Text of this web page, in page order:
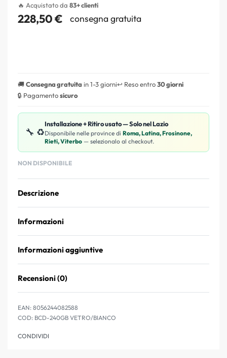
🔥 Acquistato da 83+ clienti
228,50€ consegna gratuita
🚚Consegna gratuita in 1-3 giorni↩️ Reso entro30 giorni
🔒 Pagamentosicuro
🔧 ♻️
Installazione + Ritiro usato — Solo nel Lazio
Disponibile nelle province di Roma, Latina, Frosinone,
Rieti, Viterbo — selezionalo al checkout.
NON DISPONIBILE
Descrizione
Informazioni
Informazioni aggiuntive
Recensioni (0)
EAN: 8056244082588
BCD-240GB VETRO/BIANCO
CONDIVIDI